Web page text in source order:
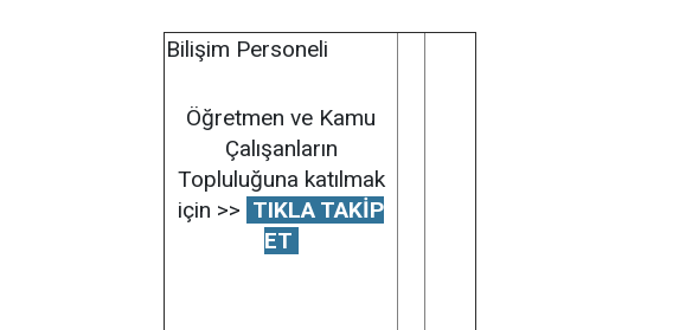
Bilişim Personeli
Öğretmen ve Kamu
Çalışanların
Topluluğuna katılmak
için >> TIKLA TAKİP
ET